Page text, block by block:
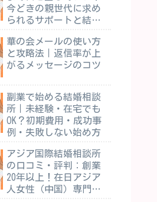
今どきの親世代に求め
られるサポートと結婚
華の会メールの使い方
と攻略法｜返信率が上
がるメッセージのコツ
副業で始める結婚相談
所｜未経験・在宅でも
OK？初期費用・成功事
例・失敗しない始め方
アジア国際結婚相談所
の口コミ・評判：創業
20年以上！在日アジア
人女性（中国）専門の